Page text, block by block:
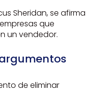
Sheridan, se afirma
que
un vendedor.
de eliminar